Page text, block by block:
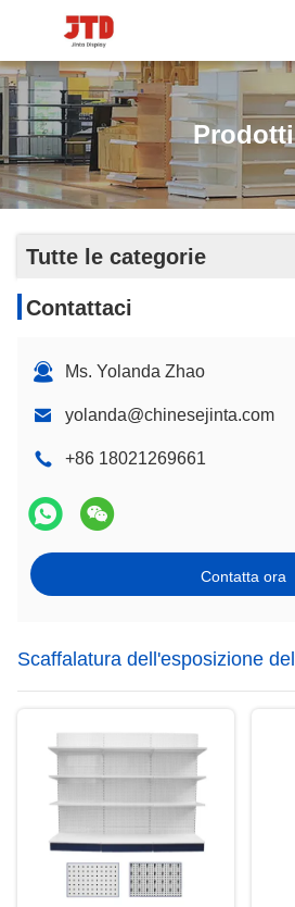
Prodotti
Tutte le categorie
Contattaci
Ms. Yolanda Zhao
yolanda@chinesejinta.com
+86 18021269661
Contatta ora
Scaffalatura dell'esposizione del
supermercato